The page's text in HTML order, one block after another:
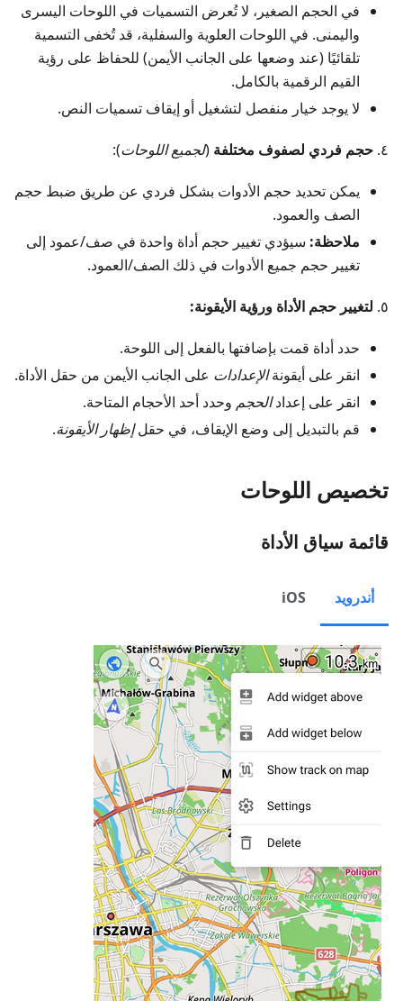
في الحجم الصغير، لا تُعرض التسميات في اللوحات اليسرى
واليمنى. في اللوحات العلوية والسفلية، قد تُخفى التسمية
تلقائيًا (عند وضعها على الجانب الأيمن) للحفاظ على رؤية
القيم الرقمية بالكامل.
لا يوجد خيار منفصل لتشغيل أو إيقاف تسميات النص.
٤. حجم فردي لصفوف مختلفة (لجميع اللوحات):
يمكن تحديد حجم الأدوات بشكل فردي عن طريق ضبط حجم
الصف والعمود.
ملاحظة: سيؤدي تغيير حجم أداة واحدة في صف/عمود إلى
تغيير حجم جميع الأدوات في ذلك الصف/العمود.
٥. لتغيير حجم الأداة ورؤية الأيقونة:
حدد أداة قمت بإضافتها بالفعل إلى اللوحة.
انقر على أيقونةالإعدادات على الجانب الأيمن من حقل الأداة.
انقر على إعدادالحجم وحدد أحد الأحجام المتاحة.
قم بالتبديل إلى وضع الإيقاف، في حقلإظهار الأيقونة.
تخصيص اللوحات
قائمة سياق الأداة
أندرويد iOS